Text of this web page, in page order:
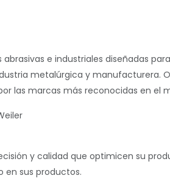
e industriales diseñadas
metalúrgica y manufacturera.
las marcas más reconocidas en el
y calidad que optimicen su
en sus productos.